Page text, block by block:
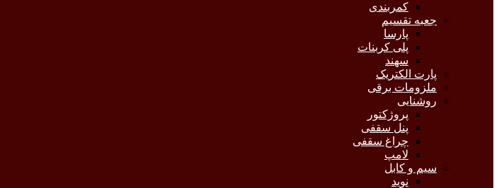
کمربندی
جعبه تقسیم
پارسا
پلی کربنات
سهند
پارت الکتریک
ملزومات برقی
روشنایی
پروژکتور
پنل سقفی
چراغ سقفی
لامپ
سیم و کابل
نوید